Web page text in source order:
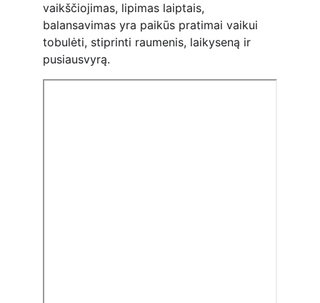
vaikščiojimas, lipimas laiptais,
balansavimas yra paikūs pratimai vaikui
tobulėti, stiprinti raumenis, laikyseną ir
pusiausvyrą.